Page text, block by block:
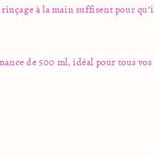
rinçage à la main suffisent pour
de 500 ml, idéal pour tous vos